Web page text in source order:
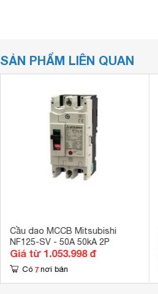
SẢN PHẨM LIÊN QUAN
Cầu dao MCCB Mitsubishi
NF125-SV - 50A 50kA 2P
Giá từ 1.053.998 đ
Có 7 nơi bán